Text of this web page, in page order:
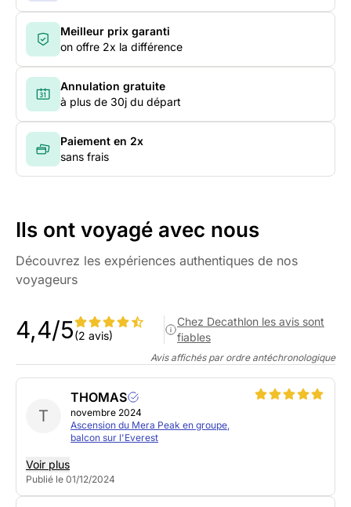
Meilleur prix garanti
on offre 2x la différence
Annulation gratuite
à plus de 30j du départ
Paiement en 2x
sans frais
Ils ont voyagé avec nous
Découvrez les expériences authentiques de nos
voyageurs
4,4/5(2 avis)
Chez Decathlon les avis sont
fiables
Avis affichés par ordre antéchronologique
T
THOMAS
novembre 2024
Ascension du Mera Peak en groupe,
balcon sur l'Everest
Voir plus
Publié le 01/12/2024